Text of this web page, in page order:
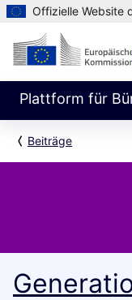
Offizielle Website
Plattform für
Beiträge